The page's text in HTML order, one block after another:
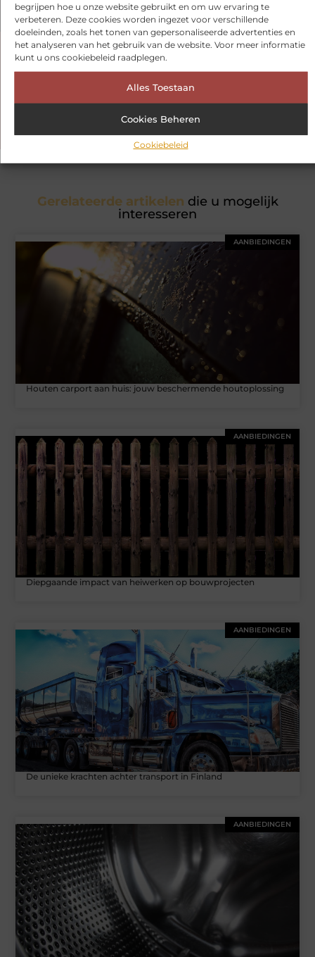
begrijpen hoe u onze website gebruikt en om uw ervaring te
verbeteren. Deze cookies worden ingezet voor verschillende
doeleinden, zoals het tonen van gepersonaliseerde advertenties en
het analyseren van het gebruik van de website. Voor meer informatie
kunt u ons cookiebeleid raadplegen.
Alles Toestaan
Cookies Beheren
Cookiebeleid
Had je deze artikelen al bekeken?
Ontdek de boeiende en interessante verhalen die wij voor je in
Gerelateerde artikelen die u mogelijk
interesseren
AANBIEDINGEN
Houten carport aan huis: jouw beschermende houtoplossing
AANBIEDINGEN
Diepgaande impact van heiwerken op bouwprojecten
AANBIEDINGEN
De unieke krachten achter transport in Finland
AANBIEDINGEN